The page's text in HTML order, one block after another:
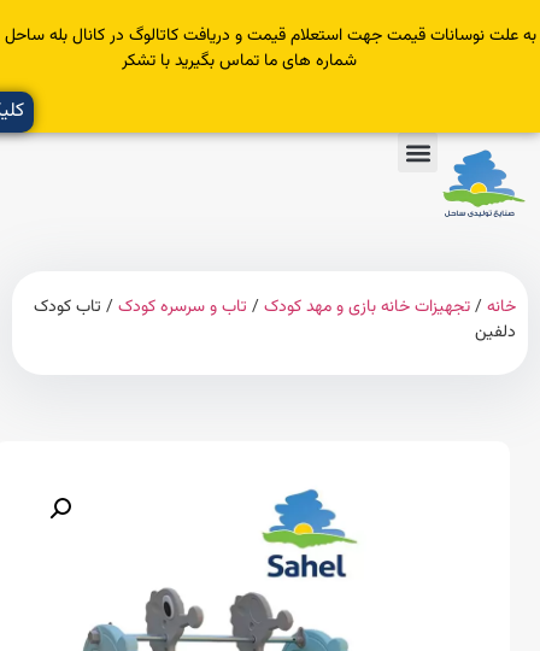
قیمت جهت استعلام قیمت و دریافت کاتالوگ در کانال بله ساحل عضو یا با
شماره های ما تماس بگیرید با تشکر
کلیک کنید
تجهیزات خانه بازی و مهد کودک/تاب و سرسره کودک/ تاب کودک